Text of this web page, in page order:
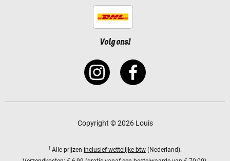
Volg ons!
Copyright © 2026 Louis
1 Alle prijzen inclusief wettelijke btw (Nederland).